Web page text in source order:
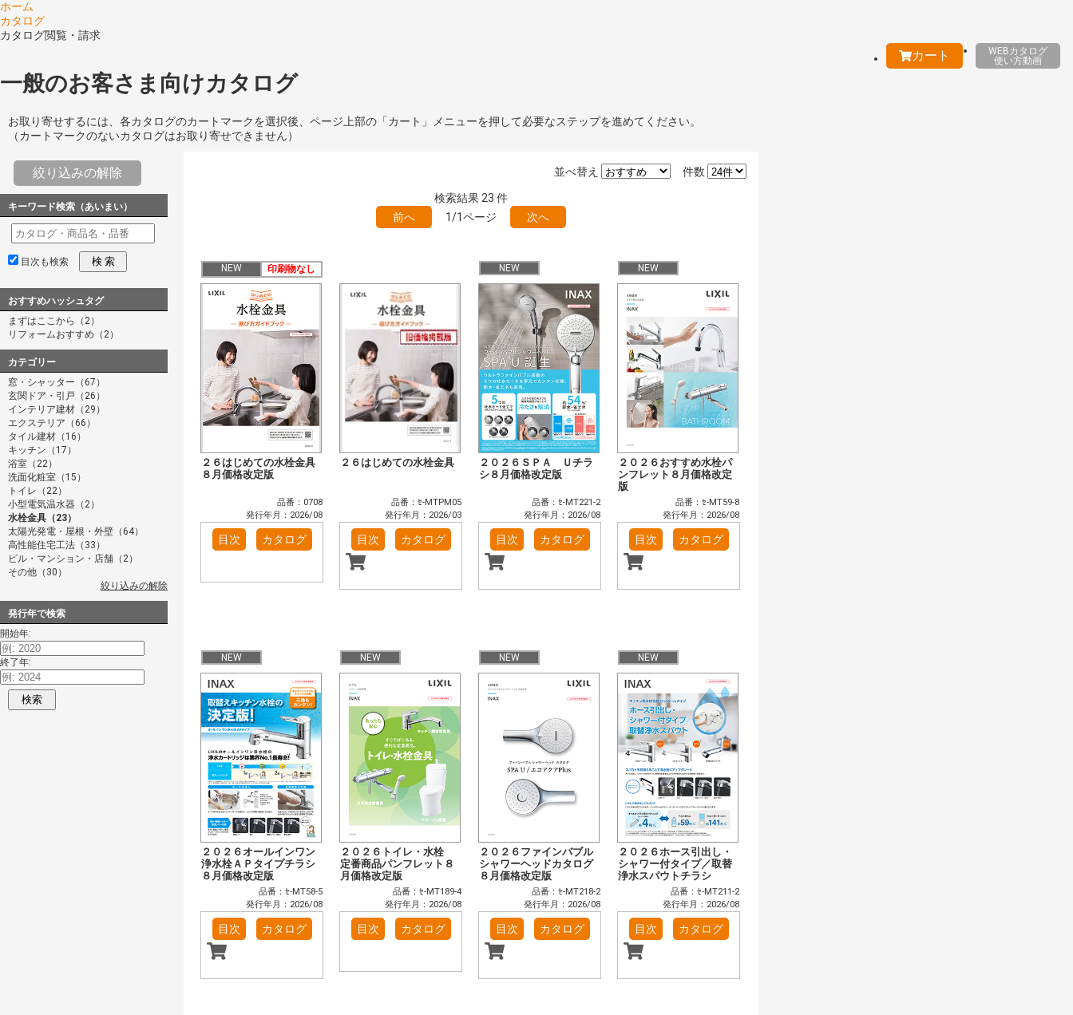
ホーム
カタログ
カタログ閲覧・請求
カート
WEBカタログ
使い方動画
一般のお客さま向けカタログ
お取り寄せするには、各カタログのカートマークを選択後、ページ上部の「カート」メニューを押して必要なステップを進めてください。
（カートマークのないカタログはお取り寄せできません）
絞り込みの解除
キーワード検索（あいまい）
目次も検索 検 索
おすすめハッシュタグ
まずはここから（2）
リフォームおすすめ（2）
カテゴリー
窓・シャッター（67）
玄関ドア・引戸（26）
インテリア建材（29）
エクステリア（66）
タイル建材（16）
キッチン（17）
浴室（22）
洗面化粧室（15）
トイレ（22）
小型電気温水器（2）
水栓金具（23）
太陽光発電・屋根・外壁（64）
高性能住宅工法（33）
ビル・マンション・店舗（2）
その他（30）
絞り込みの解除
発行年で検索
開始年:
終了年:
検索
件数
並べ替え
検索結果 23 件
前へ
1/1ページ 次へ
NEW 印刷物なし
２６はじめての水栓金具
８月価格改定版
品番：0708
発行年月：2026/08
目次 カタログ
２６はじめての水栓金具
品番：ｾ-MTPM05
発行年月：2026/03
目次 カタログ
NEW
２０２６ＳＰＡ Ｕチラ
シ８月価格改定版
品番：ｾ-MT221-2
発行年月：2026/08
目次 カタログ
NEW
２０２６おすすめ水栓パ
ンフレット８月価格改定
版
品番：ｾ-MT59-8
発行年月：2026/08
目次 カタログ
NEW
２０２６オールインワン
浄水栓ＡＰタイプチラシ
８月価格改定版
品番：ｾ-MT58-5
発行年月：2026/08
目次 カタログ
NEW
２０２６トイレ・水栓
定番商品パンフレット８
月価格改定版
品番：ｾ-MT189-4
発行年月：2026/08
目次 カタログ
NEW
２０２６ファインバブル
シャワーヘッドカタログ
８月価格改定版
品番：ｾ-MT218-2
発行年月：2026/08
目次 カタログ
NEW
２０２６ホース引出し・
シャワー付タイプ／取替
浄水スパウトチラシ
品番：ｾ-MT211-2
発行年月：2026/08
目次 カタログ